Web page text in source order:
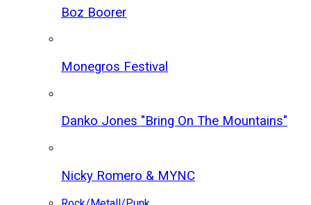
Boz Boorer
Monegros Festival
Danko Jones "Bring On The Mountains"
Nicky Romero & MYNC